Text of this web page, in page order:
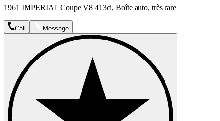
1961 IMPERIAL Coupe V8 413ci, Boîte auto, très rare
Call Message